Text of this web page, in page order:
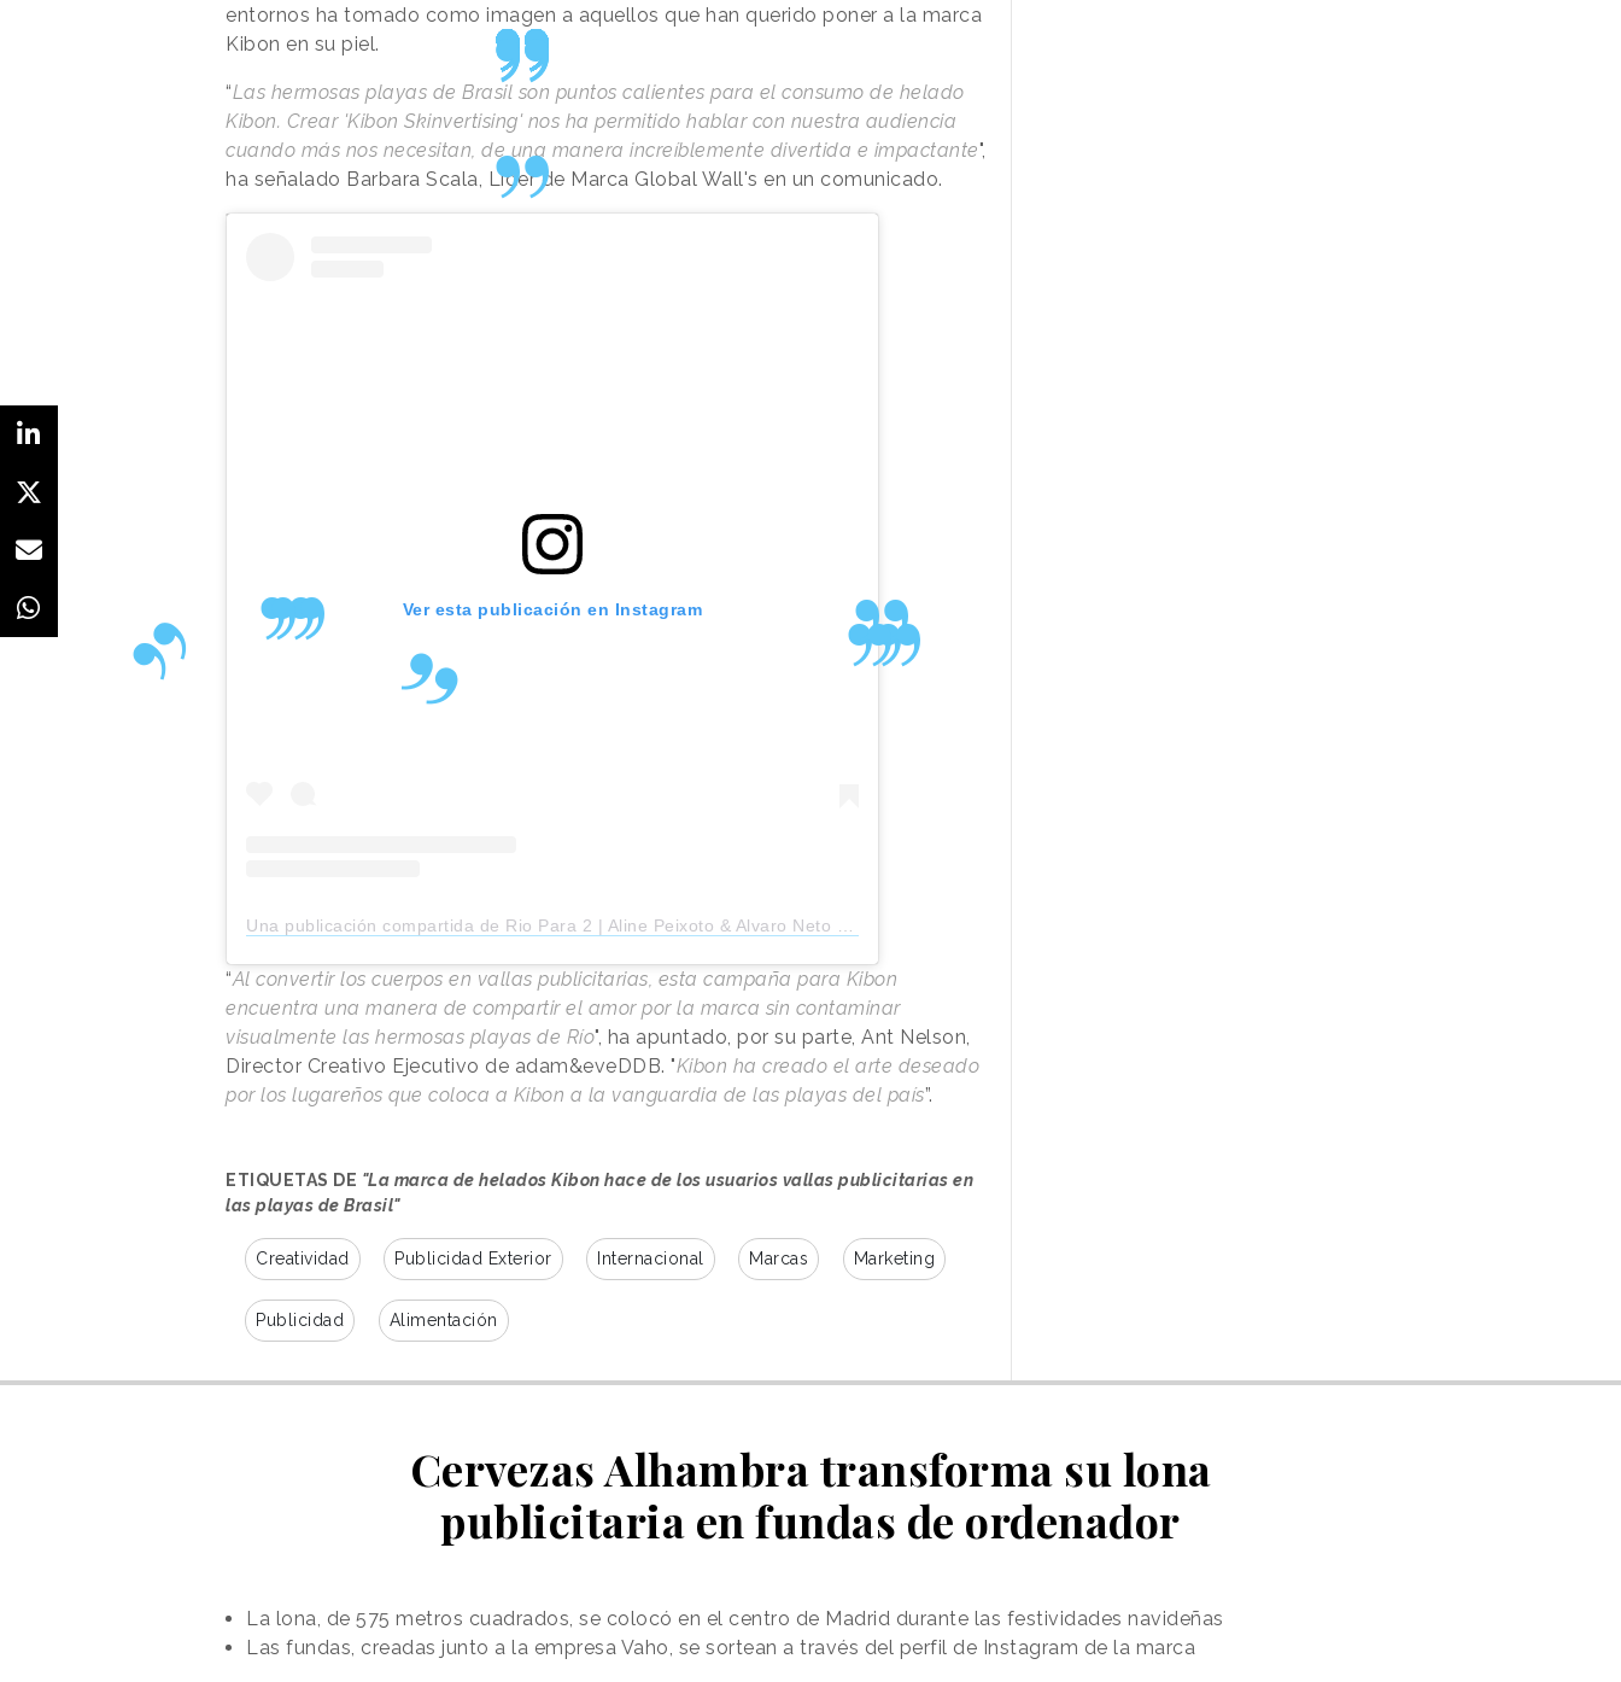
entornos ha tomado como imagen a aquellos que han querido poner a la marca
Kibon en su piel.
“Las hermosas playas de Brasil son puntos calientes para el consumo de helado
Kibon. Crear 'Kibon Skinvertising' nos ha permitido hablar con nuestra audiencia
cuando más nos necesitan, de una manera increíblemente divertida e impactante",
ha señalado Barbara Scala, Líder de Marca Global Wall's en un comunicado.
Ver esta publicación en Instagram
Una publicación compartida de Rio Para 2 | Aline Peixoto & Alvaro Neto (@riopara2)
“Al convertir los cuerpos en vallas publicitarias, esta campaña para Kibon
encuentra una manera de compartir el amor por la marca sin contaminar
visualmente las hermosas playas de Río", ha apuntado, por su parte, Ant Nelson,
Director Creativo Ejecutivo de adam&eveDDB. "Kibon ha creado el arte deseado
por los lugareños que coloca a Kibon a la vanguardia de las playas del país”.
ETIQUETAS DE "La marca de helados Kibon hace de los usuarios vallas publicitarias en
las playas de Brasil"
Creatividad Publicidad Exterior Internacional Marcas Marketing
Publicidad Alimentación
Cervezas Alhambra transforma su lona
publicitaria en fundas de ordenador
La lona, de 575 metros cuadrados, se colocó en el centro de Madrid durante las festividades navideñas
Las fundas, creadas junto a la empresa Vaho, se sortean a través del perfil de Instagram de la marca